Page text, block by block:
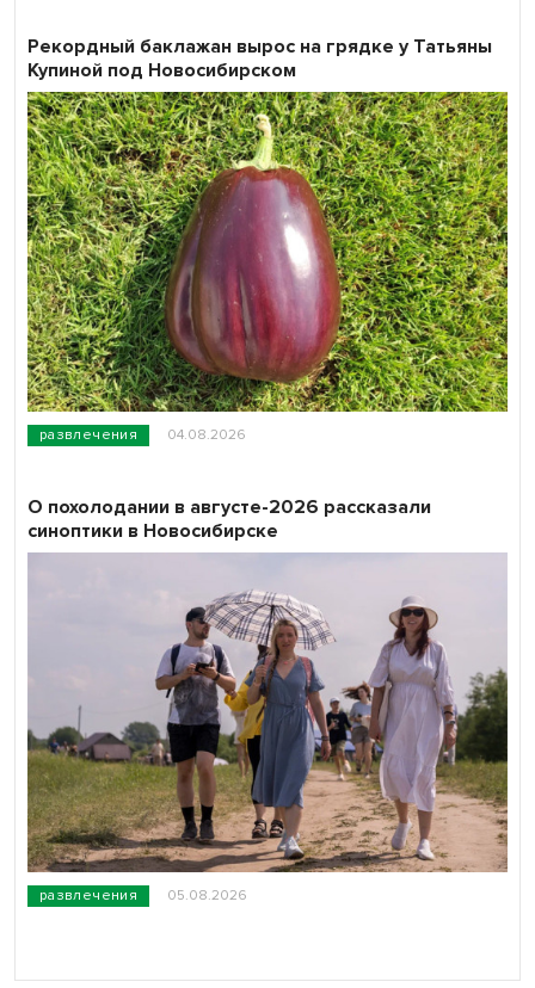
развлечения 04.08.2026
Рекордный баклажан вырос на грядке у Татьяны
Купиной под Новосибирском
развлечения 05.08.2026
О похолодании в августе-2026 рассказали
синоптики в Новосибирске